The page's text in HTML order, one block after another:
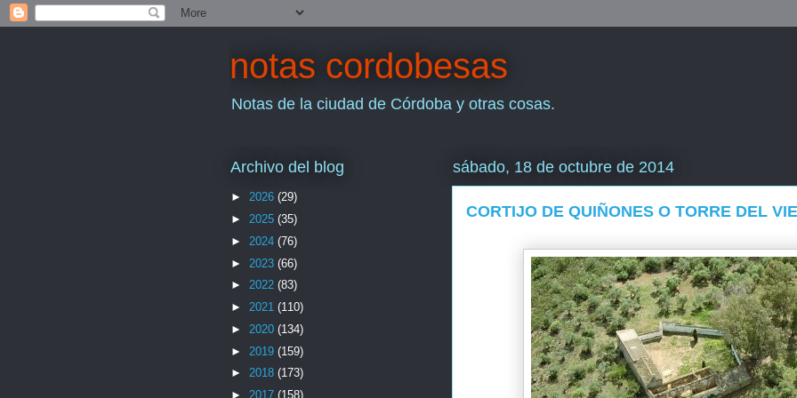
notas cordobesas
Notas de la ciudad de Córdoba y otras cosas.
sábado, 18 de octubre de 2014
CORTIJO DE QUIÑONES O TORRE DEL
Archivo del blog
► 2026 (29)
► 2025 (35)
► 2024 (76)
► 2023 (66)
► 2022 (83)
► 2021 (110)
► 2020 (134)
► 2019 (159)
► 2018 (173)
► 2017 (158)